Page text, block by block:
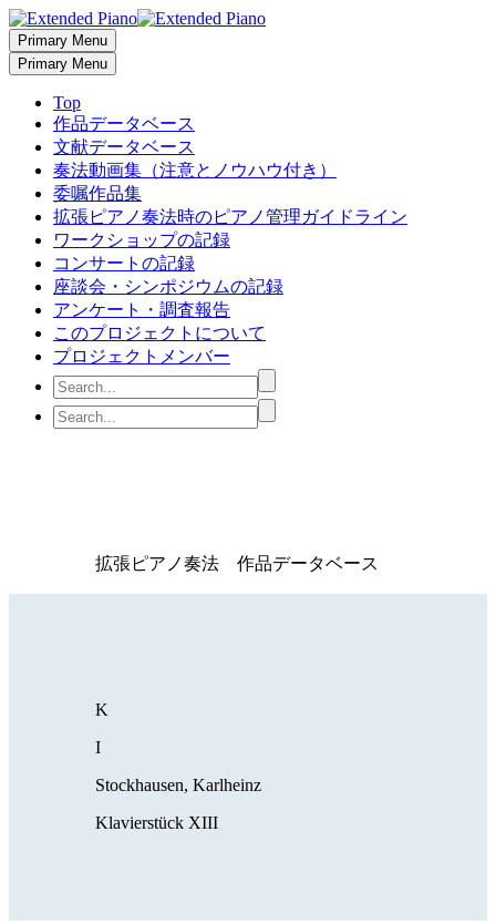
Primary Menu
Primary Menu
Top
作品データベース
文献データベース
奏法動画集（注意とノウハウ付き）
委嘱作品集
拡張ピアノ奏法時のピアノ管理ガイドライン
ワークショップの記録
コンサートの記録
座談会・シンポジウムの記録
アンケート・調査報告
このプロジェクトについて
プロジェクトメンバー
拡張ピアノ奏法 作品データベース
K
I
Stockhausen, Karlheinz
Klavierstück XIII